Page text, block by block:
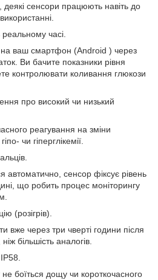
деякі сенсори працюють навіть до
реальному часі.
на ваш смартфон (Android ) через
Ви бачите показники рівня
контролювати коливання глюкози
про високий чи низький
реагування на зміни
чи гіперглікемії.
автоматично, сенсор фіксує рівень
що робить процес моніторингу
(розігрів).
вже через три чверті години після
більшість аналогів.
боїться дощу чи короткочасного